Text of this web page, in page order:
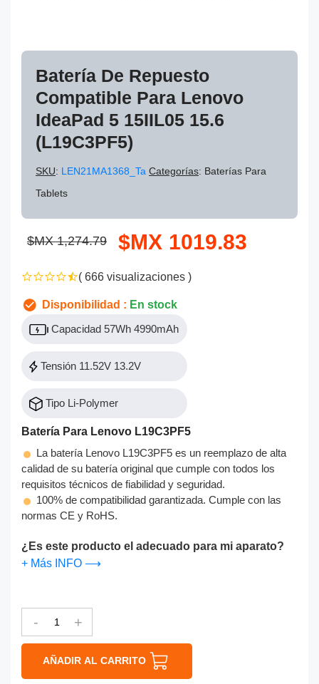
Batería De Repuesto
Compatible Para Lenovo
IdeaPad 5 15IIL05 15.6
(L19C3PF5)
SKU: LEN21MA1368_Ta Categorías: Baterías Para
Tablets
$MX 1,274.79 $MX 1019.83
( 666 visualizaciones )
Disponibilidad : En stock
Capacidad 57Wh 4990mAh
Tensión 11.52V 13.2V
Tipo Li-Polymer
Batería Para Lenovo L19C3PF5
La batería Lenovo L19C3PF5 es un reemplazo de alta
calidad de su batería original que cumple con todos los
requisitos técnicos de fiabilidad y seguridad.
100% de compatibilidad garantizada. Cumple con las
normas CE y RoHS.
¿Es este producto el adecuado para mi aparato?
+ Más INFO ⟶
- +
AÑADIR AL CARRITO